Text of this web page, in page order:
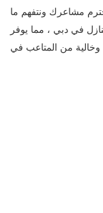
مشاعرك ونتفهم ما
في دبي ، مما يوفر